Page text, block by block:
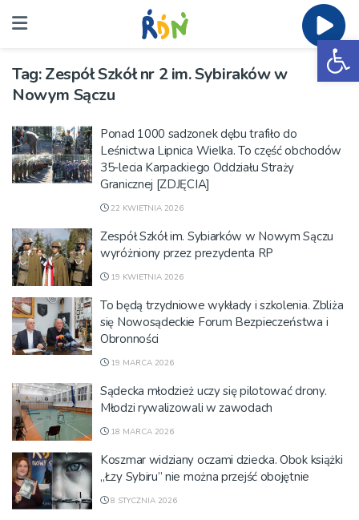
Tag:Zespół Szkół nr 2 im. Sybiraków w
Nowym Sączu
Ponad 1000 sadzonek dębu trafiło do
Leśnictwa Lipnica Wielka. To część obchodów
35-lecia Karpackiego Oddziału Straży
Granicznej [ZDJĘCIA]
22 KWIETNIA 2026
Zespół Szkół im. Sybiarków w Nowym Sączu
wyróżniony przez prezydenta RP
19 KWIETNIA 2026
To będą trzydniowe wykłady i szkolenia. Zbliża
się Nowosądeckie Forum Bezpieczeństwa i
Obronności
19 MARCA 2026
Sądecka młodzież uczy się pilotować drony.
Młodzi rywalizowali w zawodach
18 MARCA 2026
Koszmar widziany oczami dziecka. Obok książki
„Łzy Sybiru” nie można przejść obojętnie
8 STYCZNIA 2026